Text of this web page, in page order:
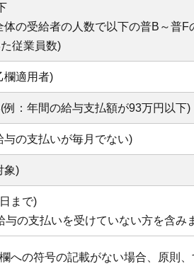
の受給者の人数で以下の普B～普F
従業員数)
欄適用者)
：年間の給与支払額が93万円以下)
の支払いが毎月でない)
象)
まで)
与の支払いを受けていない方を含み
への符号の記載がない場合、原則